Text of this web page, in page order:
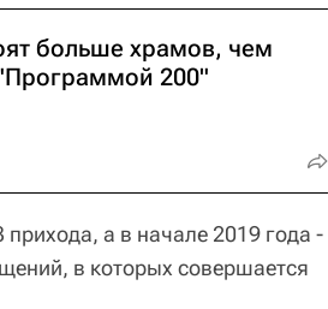
больше храмов, чем
200"
а в начале 2019 года -
в которых совершается